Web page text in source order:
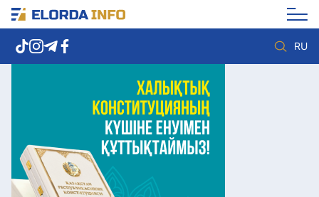
RU
Елорда жаңалықтары
Көзқарас
Саясат
Видео
Әлеумет
Экономика